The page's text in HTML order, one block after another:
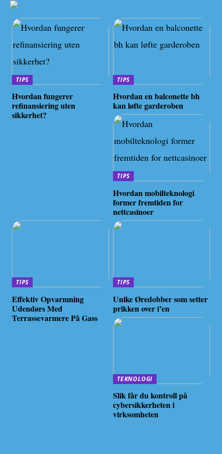
TIPS
Hvordan fungerer
refinansiering uten
sikkerhet?
TIPS
Hvordan en balconette bh
kan løfte garderoben
TIPS
Hvordan mobilteknologi
former fremtiden for
nettcasinoer
TIPS
Effektiv Opvarmning
Udendørs Med
Terrassevarmere På Gass
TIPS
Unike Øredobber som setter
prikken over i’en
TEKNOLOGI
Slik får du kontroll på
cybersikkerheten i
virksomheten